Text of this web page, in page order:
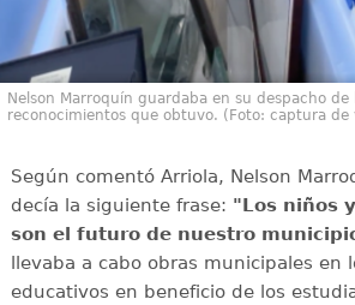
Nelson Marroquín guardaba en su despacho
reconocimientos que obtuvo. (Foto: captura de
Según comentó Arriola, Nelson
decía la siguiente frase: "Los niños
son el futuro de nuestro
llevaba a cabo obras municipales en
educativos en beneficio de los